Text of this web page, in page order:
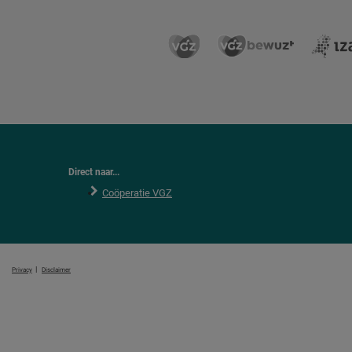
Direct naar...
Coöperatie VGZ
Privacy | Disclaimer